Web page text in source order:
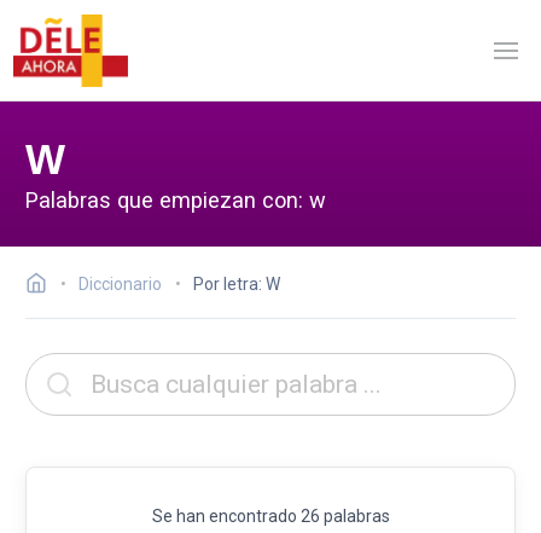
W
Palabras que empiezan con: w
Diccionario Por letra: W
Se han encontrado 26 palabras